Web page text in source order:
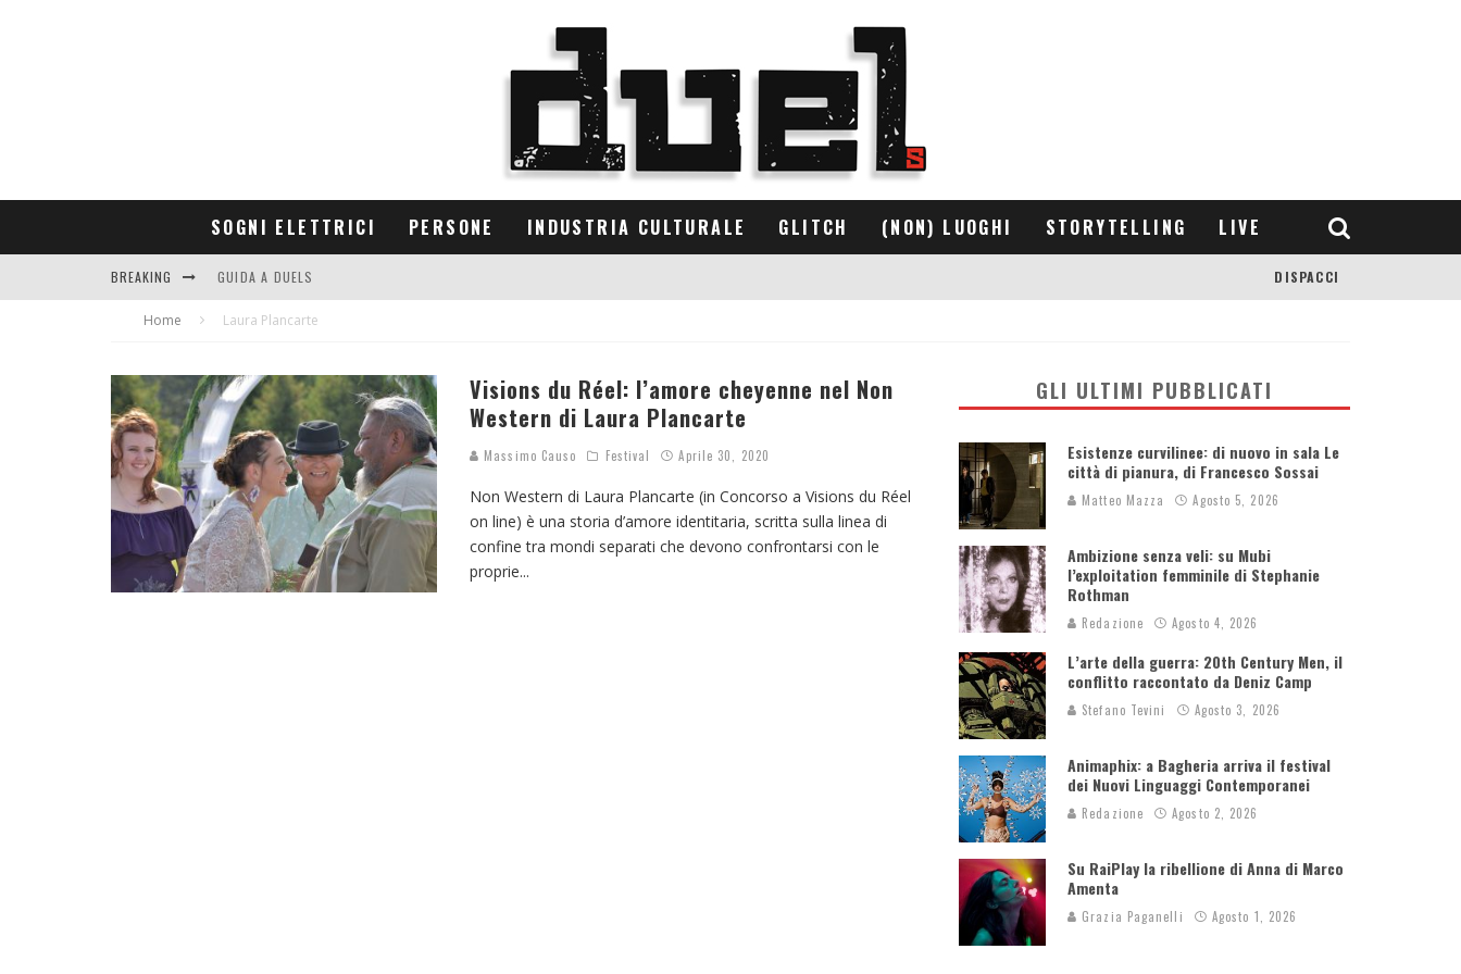
SOGNI ELETTRICI PERSONE INDUSTRIA CULTURALE GLITCH (NON) LUOGHI STORYTELLING LIVE
BREAKING GUIDA A DUELS
CONTRIBUTORS
DISPACCI
Home Laura Plancarte
Visions du Réel: l’amore cheyenne nel Non
Western di Laura Plancarte
Massimo Causo Festival Aprile 30, 2020
Non Western di Laura Plancarte (in Concorso a Visions du Réel
on line) è una storia d’amore identitaria, scritta sulla linea di
confine tra mondi separati che devono confrontarsi con le
proprie...
GLI ULTIMI PUBBLICATI
Esistenze curvilinee: di nuovo in sala Le
città di pianura, di Francesco Sossai
Matteo Mazza Agosto 5, 2026
Ambizione senza veli: su Mubi
l’exploitation femminile di Stephanie
Rothman
Redazione Agosto 4, 2026
L’arte della guerra: 20th Century Men, il
conflitto raccontato da Deniz Camp
Stefano Tevini Agosto 3, 2026
Animaphix: a Bagheria arriva il festival
dei Nuovi Linguaggi Contemporanei
Redazione Agosto 2, 2026
Su RaiPlay la ribellione di Anna di Marco
Amenta
Grazia Paganelli Agosto 1, 2026